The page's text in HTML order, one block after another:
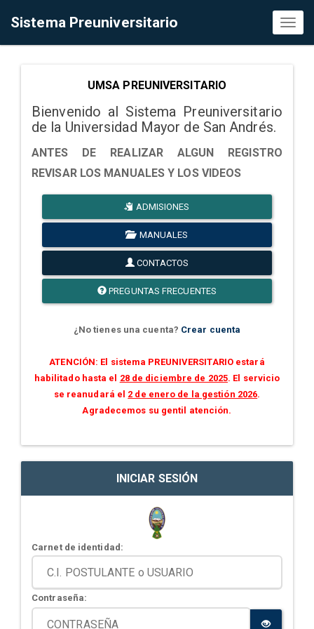
Sistema Preuniversitario
UMSA PREUNIVERSITARIO
Bienvenido al Sistema Preuniversitario
de la Universidad Mayor de San Andrés.
ANTES DE REALIZAR ALGUN REGISTRO
REVISAR LOS MANUALES Y LOS VIDEOS
ADMISIONES
MANUALES
CONTACTOS
PREGUNTAS FRECUENTES
¿No tienes una cuenta? Crear cuenta
ATENCIÓN: El sistema PREUNIVERSITARIO estará
habilitado hasta el 28 de diciembre de 2025. El servicio
se reanudará el 2 de enero de la gestión 2026.
Agradecemos su gentil atención.
INICIAR SESIÓN
Carnet de identidad:
Contraseña: